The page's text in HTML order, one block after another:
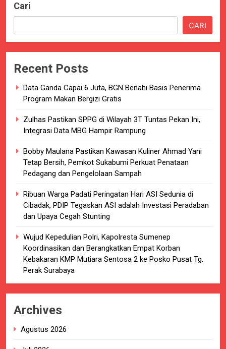
Cari
CARI
Recent Posts
Data Ganda Capai 6 Juta, BGN Benahi Basis Penerima
Program Makan Bergizi Gratis
Zulhas Pastikan SPPG di Wilayah 3T Tuntas Pekan Ini,
Integrasi Data MBG Hampir Rampung
Bobby Maulana Pastikan Kawasan Kuliner Ahmad Yani
Tetap Bersih, Pemkot Sukabumi Perkuat Penataan
Pedagang dan Pengelolaan Sampah
Ribuan Warga Padati Peringatan Hari ASI Sedunia di
Cibadak, PDIP Tegaskan ASI adalah Investasi Peradaban
dan Upaya Cegah Stunting
Wujud Kepedulian Polri, Kapolresta Sumenep
Koordinasikan dan Berangkatkan Empat Korban
Kebakaran KMP Mutiara Sentosa 2 ke Posko Pusat Tg.
Perak Surabaya
Archives
Agustus 2026